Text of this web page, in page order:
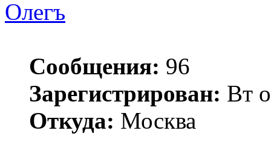
Олегъ
Сообщения: 96
Зарегистрирован: Вт
Откуда: Москва